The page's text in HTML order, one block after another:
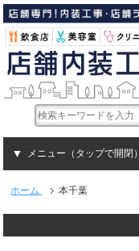
メニュー（タップで開閉）
ホーム 本千葉